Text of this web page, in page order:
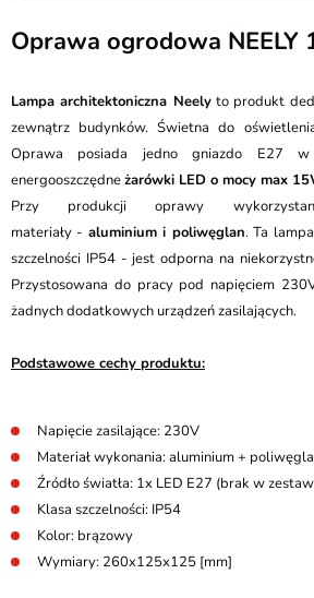
(od 1000 zł dla gabarytów, nie
Poczta Polska Kurier 48H - 16 zł
Kurier GLS - 20 zł
Przesyłka Gabarytowa - 35 zł
Batalionów Chłopskich 12, 94-058
kontakt@ledstyl.pl
Oprawa ogrodowa NEELY
Lampa architektoniczna Neelyto produkt
zewnątrz budynków. Świetna do
Oprawa posiada jedno gniazdo E27
energooszczędneżarówki LED o mocy max
Przy produkcji oprawy
materiały - aluminium i poliwęglan. Ta
szczelności IP54 - jest odporna na
Przystosowana do pracy pod napięciem
żadnych dodatkowych urządzeń zasilających.
Podstawowe cechy produktu:
Napięcie zasilające: 230V
Materiał wykonania: aluminium +
Źródło światła: 1x LED E27 (brak w
Klasa szczelności: IP54
Kolor: brązowy
Wymiary: 260x125x125 [mm]